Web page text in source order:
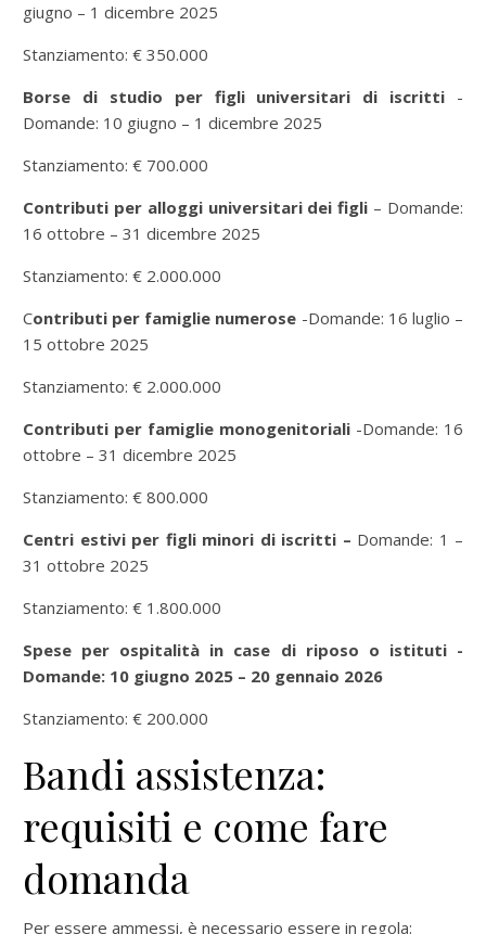
giugno – 1 dicembre 2025
Stanziamento: € 350.000
Borse di studio per figli universitari di iscritti -
Domande: 10 giugno – 1 dicembre 2025
Stanziamento: € 700.000
Contributi per alloggi universitari dei figli – Domande:
16 ottobre – 31 dicembre 2025
Stanziamento: € 2.000.000
Contributi per famiglie numerose -Domande: 16 luglio –
15 ottobre 2025
Stanziamento: € 2.000.000
Contributi per famiglie monogenitoriali -Domande: 16
ottobre – 31 dicembre 2025
Stanziamento: € 800.000
Centri estivi per figli minori di iscritti – Domande: 1 –
31 ottobre 2025
Stanziamento: € 1.800.000
Spese per ospitalità in case di riposo o istituti -
Domande: 10 giugno 2025 – 20 gennaio 2026
Stanziamento: € 200.000
Bandi assistenza:
requisiti e come fare
domanda
Per essere ammessi, è necessario essere in regola: